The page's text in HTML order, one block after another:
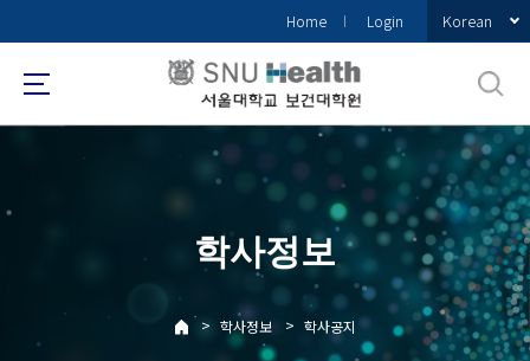
로
메
Home Login Korean
학사정보
> 학사정보 > 학사공지